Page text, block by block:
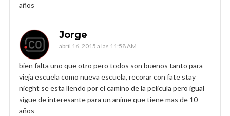
años
Jorge
abril 16, 2015 a las 11:58 AM
bien falta uno que otro pero todos son buenos tanto para
vieja escuela como nueva escuela, recorar con fate stay
nicght se esta llendo por el camino de la pelicula pero igual
sigue de interesante para un anime que tiene mas de 10
años